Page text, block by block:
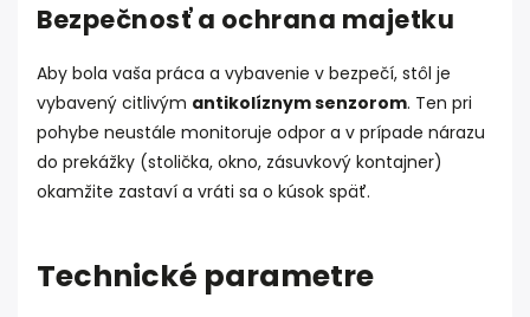
Bezpečnosť a ochrana majetku
Aby bola vaša práca a vybavenie v bezpečí, stôl je
vybavený citlivým antikolíznym senzorom. Ten pri
pohybe neustále monitoruje odpor a v prípade nárazu
do prekážky (stolička, okno, zásuvkový kontajner)
okamžite zastaví a vráti sa o kúsok späť.
Technické parametre